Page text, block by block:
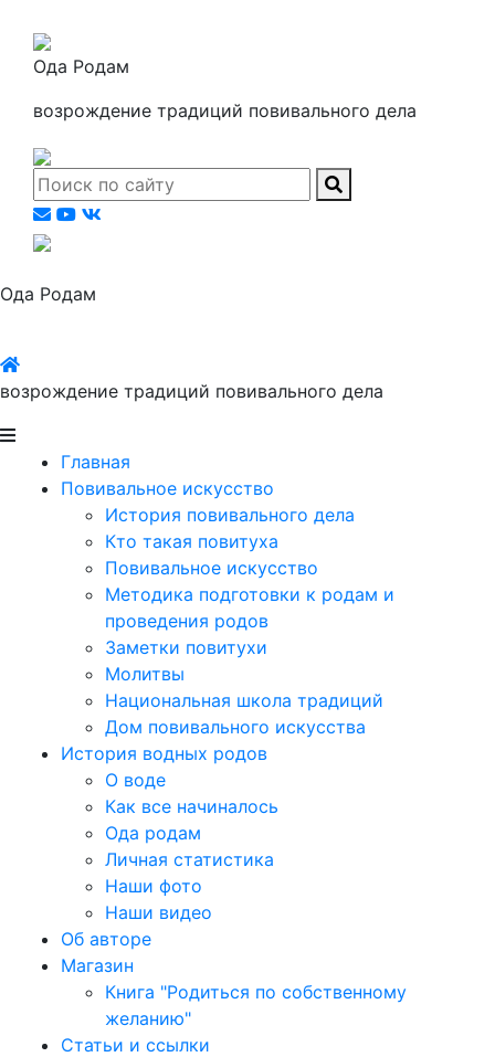
Ода Родам
возрождение традиций повивального дела
Ода Родам
возрождение традиций повивального дела
Главная
Повивальное искусство
История повивального дела
Кто такая повитуха
Повивальное искусство
Методика подготовки к родам и
проведения родов
Заметки повитухи
Молитвы
Национальная школа традиций
Дом повивального искусства
История водных родов
О воде
Как все начиналось
Ода родам
Личная статистика
Наши фото
Наши видео
Об авторе
Магазин
Книга "Родиться по собственному
желанию"
Статьи и ссылки